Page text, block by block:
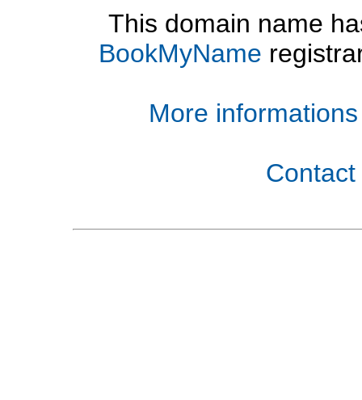
This domain name
BookMyName
More